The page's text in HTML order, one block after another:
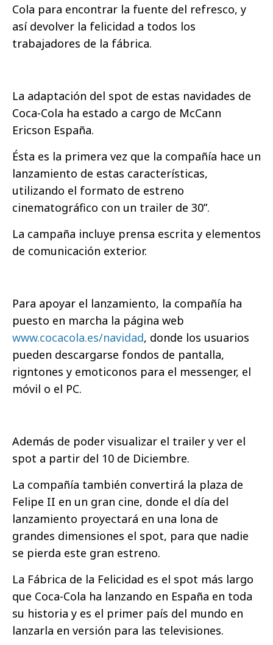
Cola para encontrar la fuente del refresco, y
así devolver la felicidad a todos los
trabajadores de la fábrica.
La adaptación del spot de estas navidades de
Coca-Cola ha estado a cargo de McCann
Ericson España.
Ésta es la primera vez que la compañía hace un
lanzamiento de estas características,
utilizando el formato de estreno
cinematográfico con un trailer de 30”.
La campaña incluye prensa escrita y elementos
de comunicación exterior.
Para apoyar el lanzamiento, la compañía ha
puesto en marcha la página web
www.cocacola.es/navidad, donde los usuarios
pueden descargarse fondos de pantalla,
rigntones y emoticonos para el messenger, el
móvil o el PC.
Además de poder visualizar el trailer y ver el
spot a partir del 10 de Diciembre.
La compañía también convertirá la plaza de
Felipe II en un gran cine, donde el día del
lanzamiento proyectará en una lona de
grandes dimensiones el spot, para que nadie
se pierda este gran estreno.
La Fábrica de la Felicidad es el spot más largo
que Coca-Cola ha lanzando en España en toda
su historia y es el primer país del mundo en
lanzarla en versión para las televisiones.